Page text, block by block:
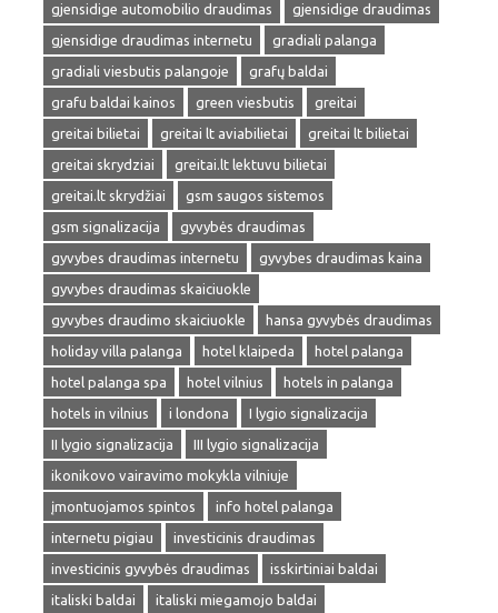
gjensidige automobilio draudimas
gjensidige draudimas
gjensidige draudimas internetu
gradiali palanga
gradiali viesbutis palangoje
grafų baldai
grafu baldai kainos
green viesbutis
greitai
greitai bilietai
greitai lt aviabilietai
greitai lt bilietai
greitai skrydziai
greitai.lt lektuvu bilietai
greitai.lt skrydžiai
gsm saugos sistemos
gsm signalizacija
gyvybės draudimas
gyvybes draudimas internetu
gyvybes draudimas kaina
gyvybes draudimas skaiciuokle
gyvybes draudimo skaiciuokle
hansa gyvybės draudimas
holiday villa palanga
hotel klaipeda
hotel palanga
hotel palanga spa
hotel vilnius
hotels in palanga
hotels in vilnius
i londona
I lygio signalizacija
II lygio signalizacija
III lygio signalizacija
ikonikovo vairavimo mokykla vilniuje
įmontuojamos spintos
info hotel palanga
internetu pigiau
investicinis draudimas
investicinis gyvybės draudimas
isskirtiniai baldai
italiski baldai
italiski miegamojo baldai